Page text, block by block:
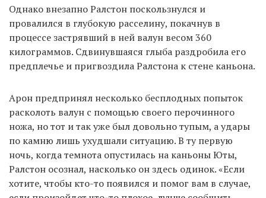
Однако внезапно Ралстон поскользнулся и
провалился в глубокую расселину, покачнув в
процессе застрявший в ней валун весом 360
килограммов. Сдвинувшаяся глыба раздробила его
предплечье и пригвоздила Ралстона к стене каньона.
Арон предпринял несколько бесплодных попыток
расколоть валун с помощью своего перочинного
ножа, но тот и так уже был довольно тупым, а удары
по камню лишь ухудшали ситуацию. В ту первую
ночь, когда темнота опустилась на каньоны Юты,
Ралстон осознал, насколько он здесь одинок. «Если
хотите, чтобы кто-то появился и помог вам в случае,